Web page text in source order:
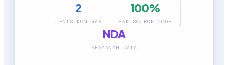
2
JENIS KONTRAK
100%
HAK SOURCE CODE
NDA
KEAMANAN DATA